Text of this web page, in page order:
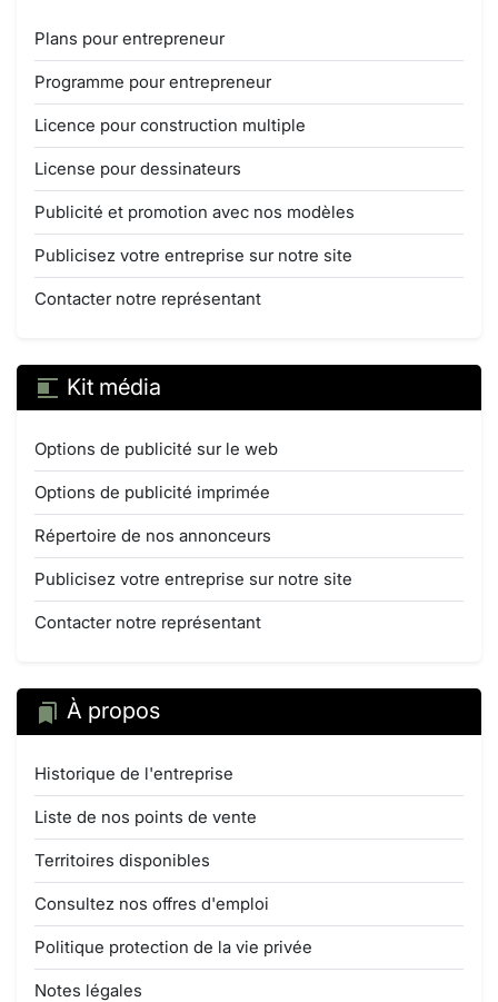
Plans pour entrepreneur
Programme pour entrepreneur
Licence pour construction multiple
License pour dessinateurs
Publicité et promotion avec nos modèles
Publicisez votre entreprise sur notre site
Contacter notre représentant
Kit média
Options de publicité sur le web
Options de publicité imprimée
Répertoire de nos annonceurs
Publicisez votre entreprise sur notre site
Contacter notre représentant
À propos
Historique de l'entreprise
Liste de nos points de vente
Territoires disponibles
Consultez nos offres d'emploi
Politique protection de la vie privée
Notes légales